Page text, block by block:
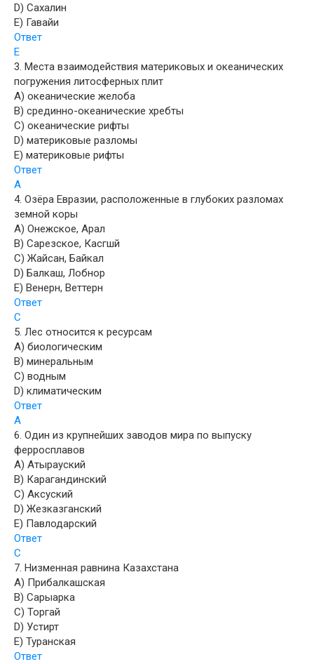
D) Сахалин
E) Гавайи
Ответ
E
3. Места взаимодействия материковых и океанических
погружения литосферных плит
A) океанические желоба
B) срединно-океанические хребты
C) океанические рифты
D) материковые разломы
E) материковые рифты
Ответ
A
4. Озёра Евразии, расположенные в глубоких разломах
земной коры
A) Онежское, Арал
B) Сарезское, Касгшй
C) Жайсан, Байкал
D) Балкаш, Лобнор
E) Венерн, Веттерн
Ответ
C
5. Лес относится к ресурсам
A) биологическим
B) минеральным
C) водным
D) климатическим
Ответ
A
6. Один из крупнейших заводов мира по выпуску
ферросплавов
A) Атырауский
B) Карагандинский
C) Аксуский
D) Жезказганский
E) Павлодарский
Ответ
C
7. Низменная равнина Казахстана
A) Прибалкашская
B) Сарыарка
C) Торгай
D) Устирт
E) Туранская
Ответ